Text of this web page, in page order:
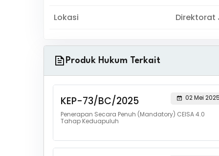
Lokasi Direktorat
Produk Hukum Terkait
KEP-73/BC/2025
02 Mei
Penerapan Secara Penuh (Mandatory) CEISA 4.0
Tahap Keduapuluh